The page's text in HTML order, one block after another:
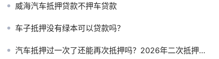
威海汽车抵押贷款不押车贷款
车子抵押没有绿本可以贷款吗？
汽车抵押过一次了还能再次抵押吗？2026年二次抵押条件与操作指南